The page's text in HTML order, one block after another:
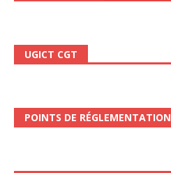
UGICT CGT
POINTS DE RÉGLEMENTATION